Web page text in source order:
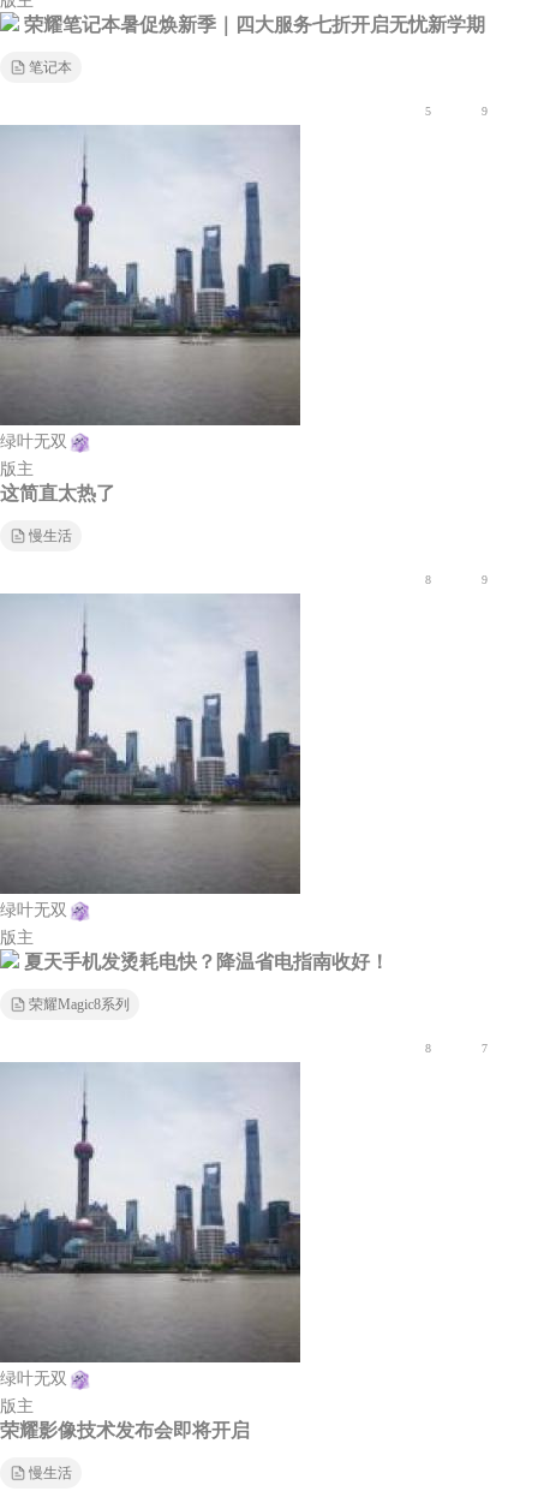
荣耀笔记本暑促焕新季｜四大服务七折开启无忧新学期
笔记本
5 9
绿叶无双
版主
这简直太热了
慢生活
8 9
绿叶无双
版主
夏天手机发烫耗电快？降温省电指南收好！
荣耀Magic8系列
8 7
绿叶无双
版主
荣耀影像技术发布会即将开启
慢生活